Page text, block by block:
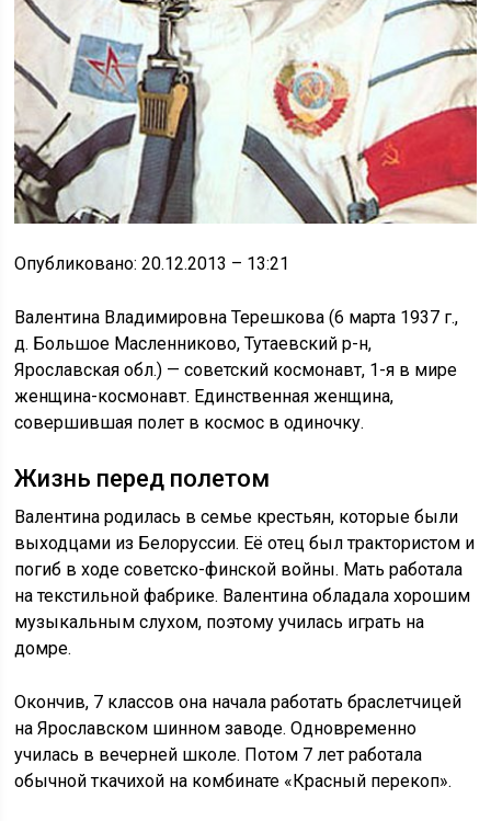
Опубликовано: 20.12.2013 – 13:21
Валентина Владимировна Терешкова (6 марта 1937 г.,
д. Большое Масленниково, Тутаевский р-н,
Ярославская обл.) — советский космонавт, 1-я в мире
женщина-космонавт. Единственная женщина,
совершившая полет в космос в одиночку.
Жизнь перед полетом
Валентина родилась в семье крестьян, которые были
выходцами из Белоруссии. Её отец был трактористом и
погиб в ходе советско-финской войны. Мать работала
на текстильной фабрике. Валентина обладала хорошим
музыкальным слухом, поэтому училась играть на
домре.
Окончив, 7 классов она начала работать браслетчицей
на Ярославском шинном заводе. Одновременно
училась в вечерней школе. Потом 7 лет работала
обычной ткачихой на комбинате «Красный перекоп».